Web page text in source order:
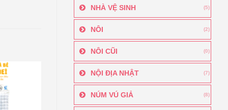
NHÀ VỆ SINH (5)
NÔI (2)
NÔI CŨI (0)
NỘI ĐỊA NHẬT (7)
NÚM VÚ GIẢ (8)